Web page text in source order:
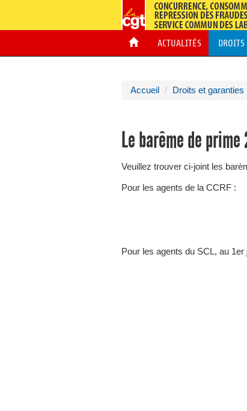
ACTUALITÉS
Accueil Droits et garanties
Le barême de prime
Veuillez trouver ci-joint les
Pour les agents de la CCRF :
Pour les agents du SCL, au 1er